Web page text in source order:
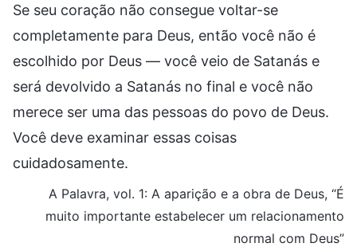
Se seu coração não consegue voltar-se
completamente para Deus, então você não é
escolhido por Deus — você veio de Satanás e
será devolvido a Satanás no final e você não
merece ser uma das pessoas do povo de Deus.
Você deve examinar essas coisas
cuidadosamente.
A Palavra, vol. 1: A aparição e a obra de Deus, “É
muito importante estabelecer um relacionamento
normal com Deus”